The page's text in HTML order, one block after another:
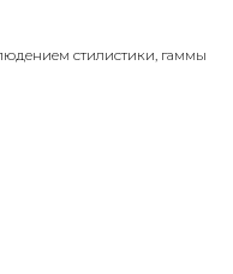
стилистики, гаммы